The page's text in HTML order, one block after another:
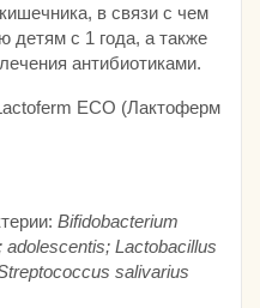
в связи с чем
детям с 1 года, а также
антибиотиками.
ECO (Лактоферм
Bifidobacterium
Lactobacillus
salivarius